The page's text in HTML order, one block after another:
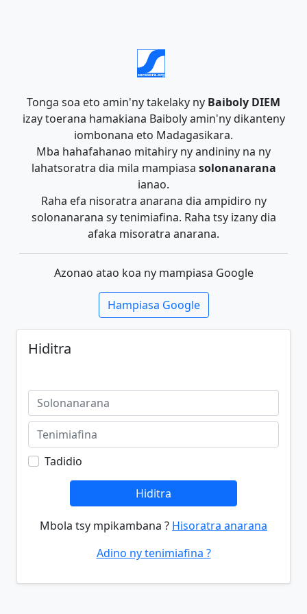
Tonga soa eto amin'ny takelaky ny Baiboly DIEM
izay toerana hamakiana Baiboly amin'ny dikanteny
iombonana eto Madagasikara.
Mba hahafahanao mitahiry ny andininy na ny
lahatsoratra dia mila mampiasa solonanarana
ianao.
Raha efa nisoratra anarana dia ampidiro ny
solonanarana sy tenimiafina. Raha tsy izany dia
afaka misoratra anarana.
Azonao atao koa ny mampiasa Google
Hampiasa Google
Hiditra
Tadidio
Hiditra
Mbola tsy mpikambana ? Hisoratra anarana
Adino ny tenimiafina ?